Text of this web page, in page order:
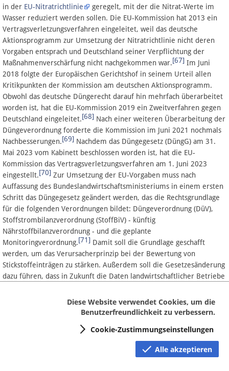
in der EU-Nitratrichtlinie
geregelt, mit der die Nitrat-Werte im
Wasser reduziert werden sollen. Die EU-Kommission hat 2013 ein
Vertragsverletzungsverfahren eingeleitet, weil das deutsche
Aktionsprogramm zur Umsetzung der Nitratrichtlinie nicht deren
Vorgaben entsprach und Deutschland seiner Verpflichtung der
Maßnahmenverschärfung nicht nachgekommen war.[67] Im Juni
2018 folgte der Europäischen Gerichtshof in seinem Urteil allen
Kritikpunkten der Kommission am deutschen Aktionsprogramm.
Obwohl das deutsche Düngerecht darauf hin mehrfach überarbeitet
worden ist, hat die EU-Kommission 2019 ein Zweitverfahren gegen
Deutschland eingeleitet.[68] Nach einer weiteren Überarbeitung der
Düngeverordnung forderte die Kommission im Juni 2021 nochmals
Nachbesserungen.[69] Nachdem das Düngegesetz (DüngG) am 31.
Mai 2023 vom Kabinett beschlossen worden ist, hat die EU-
Kommission das Vertragsverletzungsverfahren am 1. Juni 2023
eingestellt.[70] Zur Umsetzung der EU-Vorgaben muss nach
Auffassung des Bundeslandwirtschaftsministeriums in einem ersten
Schritt das Düngegesetz geändert werden, das die Rechtsgrundlage
für die folgenden Verordnungen bildet: Düngeverordnung (DüV),
Stoffstrombilanzverordnung (StoffBiV) - künftig
Nährstoffbilanzverordnung - und die geplante
Monitoringverordnung.[71] Damit soll die Grundlage geschafft
werden, um das Verursacherprinzip bei der Bewertung von
Stickstoffeinträgen zu stärken. Außerdem soll die Gesetzesänderung
dazu führen, dass in Zukunft die Daten landwirtschaftlicher Betriebe
nachvollzogen und bewertet werden können.
Die Änderung des DüngG ist am 6. Juni 2024 mit den Stimmen der
Fraktionen SPD, Bündnis 90/Die Grünen und FDP und gegen die
Stimmen der Fraktionen der CDU/CSU und AfD bei Stimmenthaltung
der Gruppe Die Linke angenommen werden.[72]Der
Hauptstreitpunkt bei der Änderung des Gesetzes ist die
Diese Website verwendet Cookies, um die
Benutzerfreundlichkeit zu verbessern.
Cookie-Zustimmungseinstellungen
Alle akzeptieren